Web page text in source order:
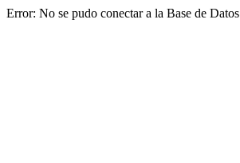
Error: No se pudo conectar a la Base de Datos